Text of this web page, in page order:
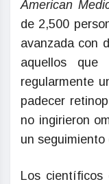
American
de 2,500
avanzada con
aquellos que
regularmente
padecer
no ingirieron
un seguimiento
Los científicos